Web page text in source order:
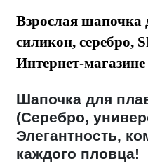
Взрослая шапочка
силикон, серебро,
Интернет-
Шапочка для
(Серебро,
Элегантность,
каждого пловца!